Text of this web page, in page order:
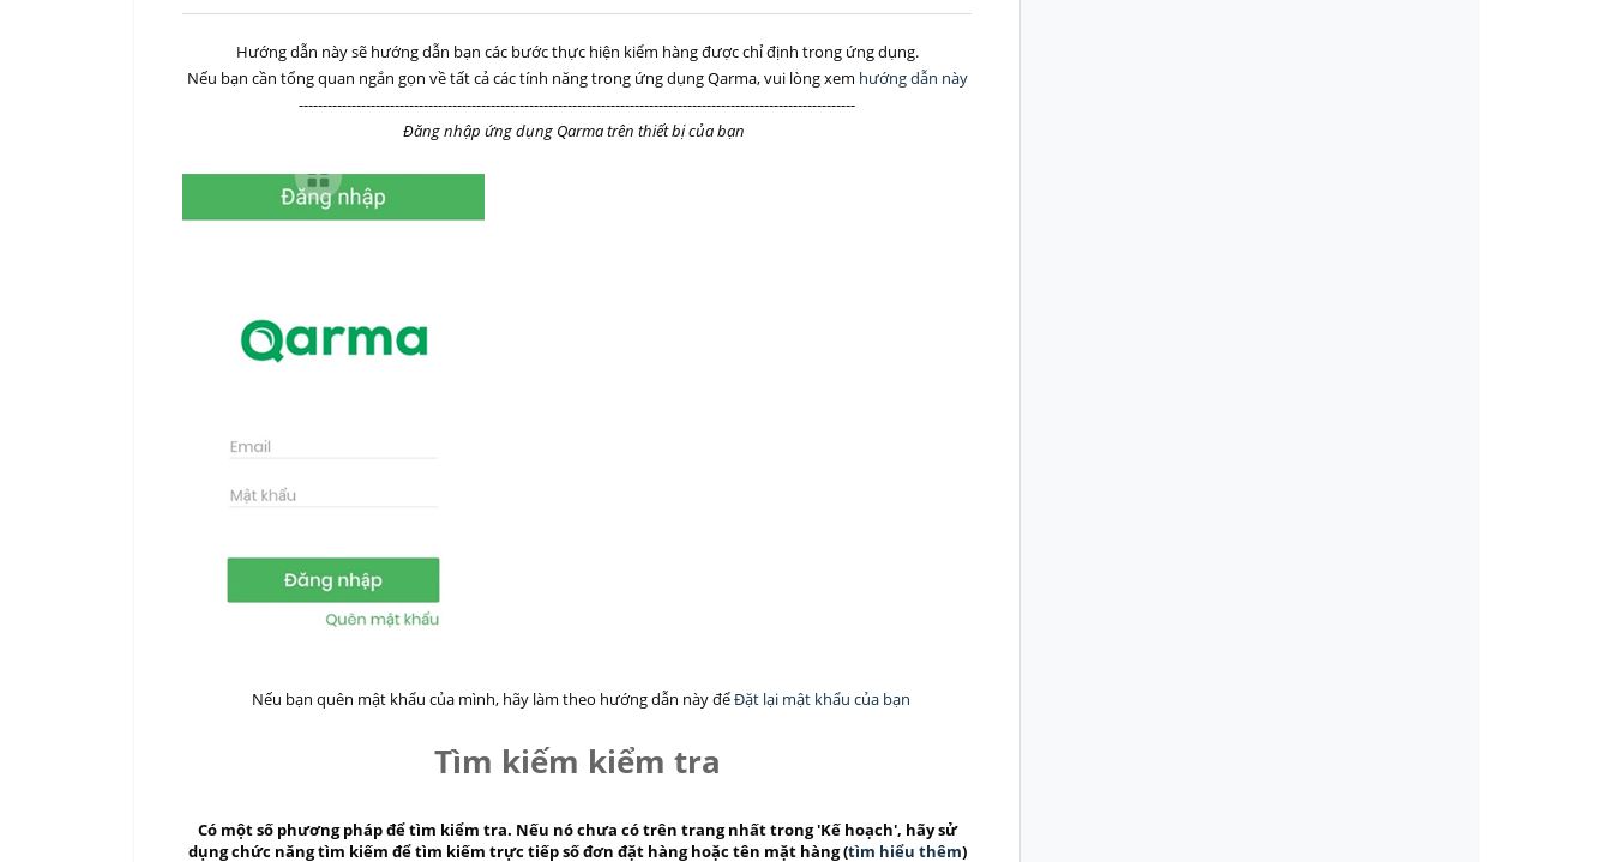
Hướng dẫn này sẽ hướng dẫn bạn các bước thực hiện kiểm hàng được chỉ định trong ứng dụng.
Nếu bạn cần tổng quan ngắn gọn về tất cả các tính năng trong ứng dụng Qarma, vui lòng xem hướng dẫn này
--------------------------------------------------------------------------------------------------------------------
Đăng nhập ứng dụng Qarma trên thiết bị của bạn
Nếu bạn quên mật khẩu của mình, hãy làm theo hướng dẫn này đểĐặt lại mật khẩu của bạn
Tìm kiếm kiểm tra
Có một số phương pháp để tìm kiểm tra. Nếu nó chưa có trên trang nhất trong 'Kế hoạch', hãy sử
dụng chức năng tìm kiếm để tìm kiếm trực tiếp số đơn đặt hàng hoặc tên mặt hàng (tìm hiểu thêm)